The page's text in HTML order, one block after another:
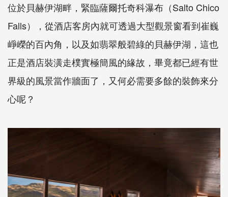
位於貝赫伊湖畔，緊臨薩爾托奇科瀑布（Salto Chico
Falls），從酒店客房內就可透過大型觀景窗看到崔巍
崢嶸的百內角，以及如翡翠般碧綠的貝赫伊湖，這也
正是酒店裝潢走樸實極簡風的緣故，畢竟都已經有世
界級的風景當作牆面了，又何必需要多餘的裝飾來分
心呢？